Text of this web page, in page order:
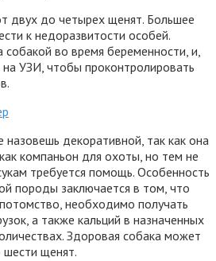
двух до четырех щенят. Большее
к недоразвитости особей.
собакой во время беременности, и,
УЗИ, чтобы проконтролировать
декоративной, так как она
компаньон для охоты, но тем не
требуется помощь. Особенность
породы заключается в том, что
необходимо получать
а также кальций в назначенных
Здоровая собака может
щенят.